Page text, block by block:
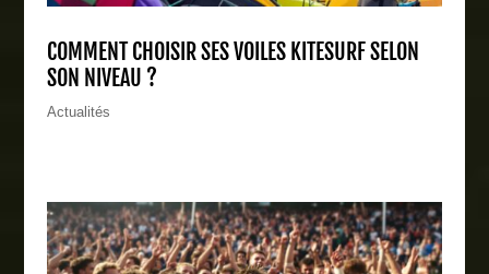
COMMENT CHOISIR SES VOILES KITESURF SELON
SON NIVEAU ?
Actualités